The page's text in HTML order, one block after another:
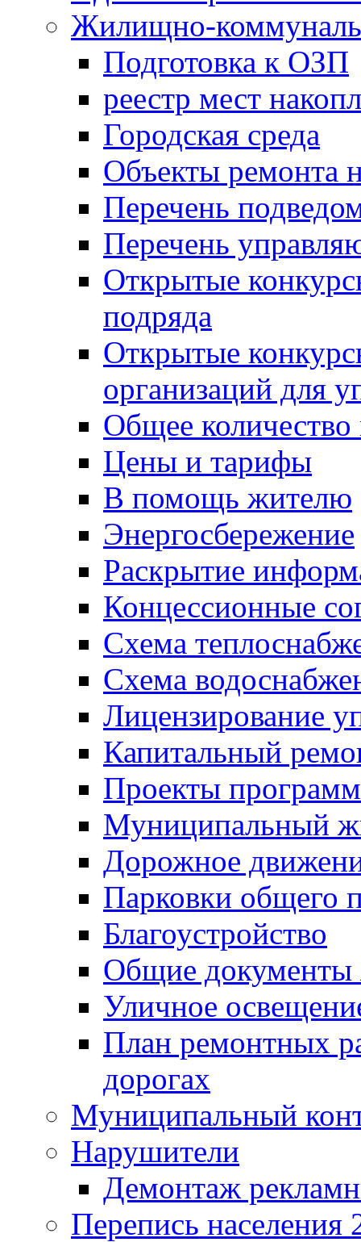
Жилищно-
Подготовка к ОЗП
реестр мест
Городская среда
Объекты ремонта
Перечень
Перечень
Открытые
подряда
Открытые
организаций для
Общее
Цены и тарифы
В помощь жителю
Энергосбережение
Раскрытие
Концессионные
Схема
Схема
Лицензирование
Капитальный
Проекты программ
Муниципальный
Дорожное
Парковки общего
Благоустройство
Общие
Уличное
План ремонтных
дорогах
Муниципальный
Нарушители
Демонтаж
Перепись населения